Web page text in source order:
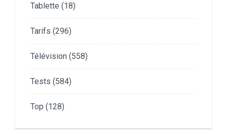
Tablette (18)
Tarifs (296)
Télévision (558)
Tests (584)
Top (128)